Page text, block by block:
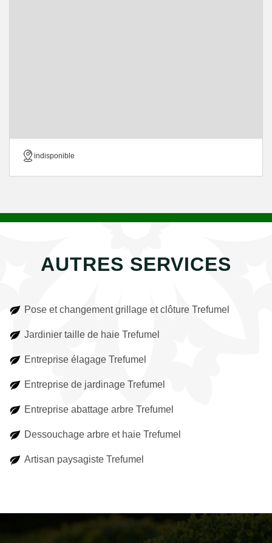
indisponible
AUTRES SERVICES
Pose et changement grillage et clôture Trefumel
Jardinier taille de haie Trefumel
Entreprise élagage Trefumel
Entreprise de jardinage Trefumel
Entreprise abattage arbre Trefumel
Dessouchage arbre et haie Trefumel
Artisan paysagiste Trefumel